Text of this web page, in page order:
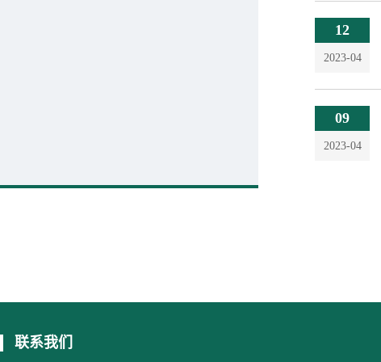
12
2023-04
09
2023-04
联系我们